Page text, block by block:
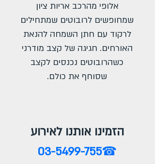
אלופי מהרכב אריות ציון
שמחופשים לרובוטים שמתחילים
לרקוד עם חתן השמחה להנאת
האורחים. חגיגה של קצב מודרני
כשהרובוטים נכנסים לקצב
שסוחף את כולם.
הזמינו אותנו לאירוע
☎
03-5499-755